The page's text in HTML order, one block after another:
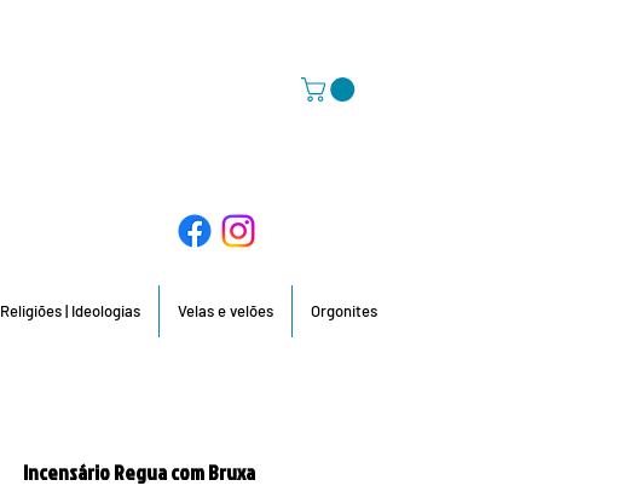
Religiões | Ideologias Velas e velões Orgonites
Incensário Regua com Bruxa